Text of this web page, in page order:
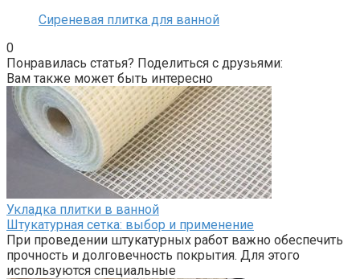
Сиреневая плитка для ванной
0
Понравилась статья? Поделиться с друзьями:
Вам также может быть интересно
Укладка плитки в ванной
Штукатурная сетка: выбор и применение
При проведении штукатурных работ важно обеспечить
прочность и долговечность покрытия. Для этого
используются специальные